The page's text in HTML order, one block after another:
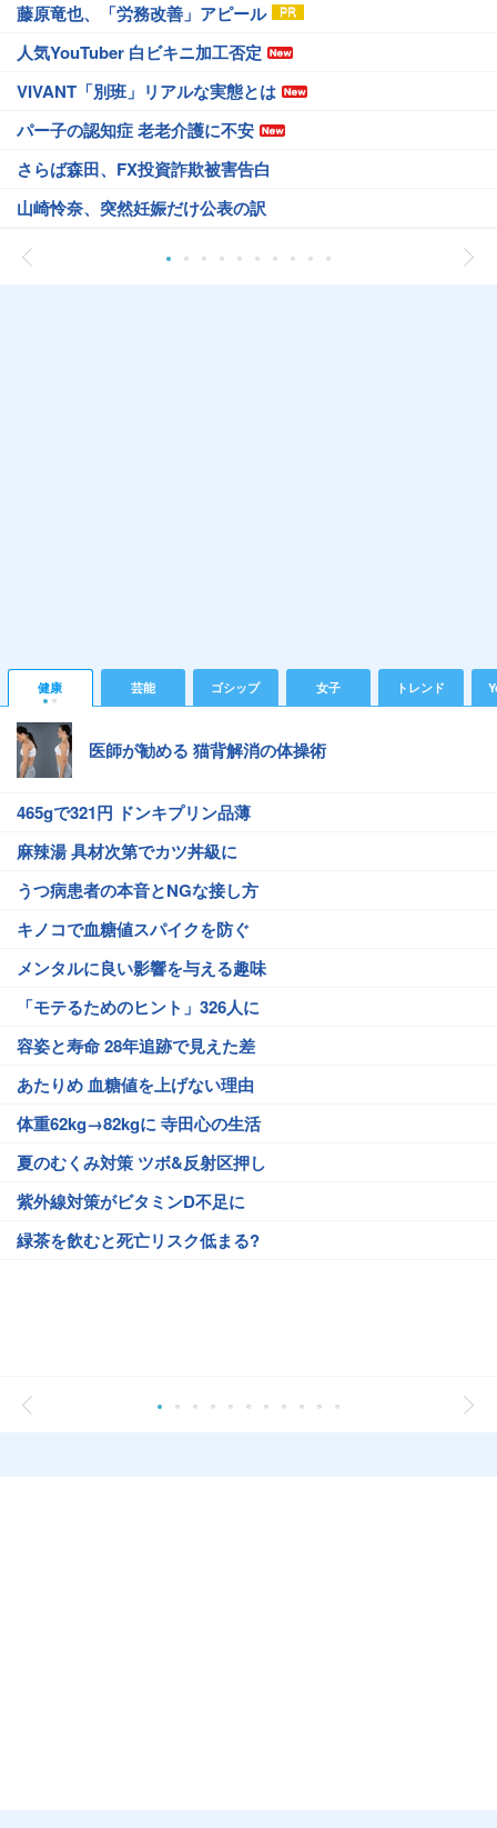
藤原竜也、「労務改善」アピール
人気YouTuber 白ビキニ加工否定
VIVANT「別班」リアルな実態とは
パー子の認知症 老老介護に不安
さらば森田、FX投資詐欺被害告白
山崎怜奈、突然妊娠だけ公表の訳
健康 芸能 ゴシップ 女子 トレンド
医師が勧める 猫背解消の体操術
465gで321円 ドンキプリン品薄
麻辣湯 具材次第でカツ丼級に
うつ病患者の本音とNGな接し方
キノコで血糖値スパイクを防ぐ
メンタルに良い影響を与える趣味
「モテるためのヒント」326人に
容姿と寿命 28年追跡で見えた差
あたりめ 血糖値を上げない理由
体重62kg→82kgに 寺田心の生活
夏のむくみ対策 ツボ&反射区押し
紫外線対策がビタミンD不足に
緑茶を飲むと死亡リスク低まる?